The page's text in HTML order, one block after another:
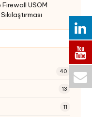
USOM
40
13
11